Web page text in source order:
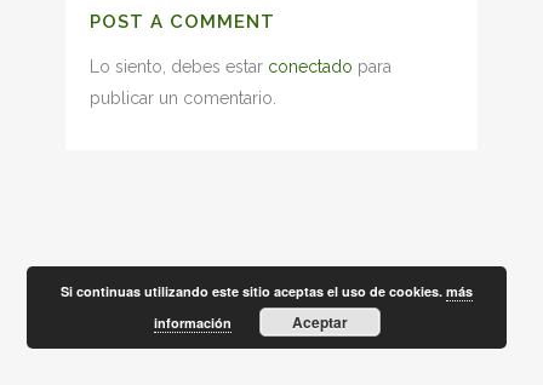
POST A COMMENT
Lo siento, debes estar conectado para
publicar un comentario.
Si continuas utilizando este sitio aceptas el uso de cookies.más
información
Aceptar